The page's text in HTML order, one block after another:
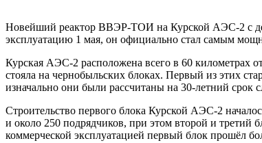
Новейший реактор ВВЭР-ТОИ на Курской АЭС-2 с
эксплуатацию 1 мая, он официально стал самым
Курская АЭС-2 расположена всего в 60 километрах
стояла на чернобыльских блоках. Первый из этих
изначально они были рассчитаны на 30-летний срок
Строительство первого блока Курской АЭС-2
и около 250 подрядчиков, при этом второй и третий
коммерческой эксплуатацией первый блок прошёл